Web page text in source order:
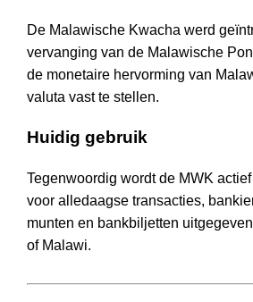
De Malawische Kwacha werd
vervanging van de Malawische
de monetaire hervorming van
valuta vast te stellen.
Huidig gebruik
Tegenwoordig wordt de MWK
voor alledaagse transacties,
munten en bankbiljetten
of Malawi.